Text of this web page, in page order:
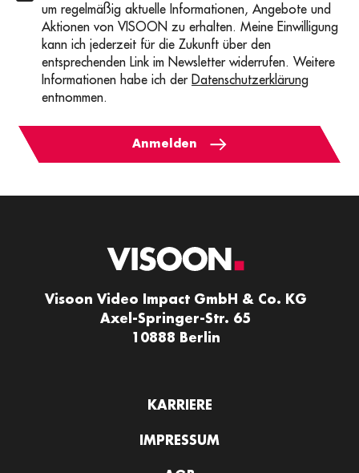
um regelmäßig aktuelle Informationen, Angebote und
Aktionen von VISOON zu erhalten. Meine Einwilligung
kann ich jederzeit für die Zukunft über den
entsprechenden Link im Newsletter widerrufen. Weitere
Informationen habe ich der Datenschutzerklärung
entnommen.
Anmelden
Visoon Video Impact GmbH & Co. KG
Axel-Springer-Str. 65
10888 Berlin
KARRIERE
IMPRESSUM